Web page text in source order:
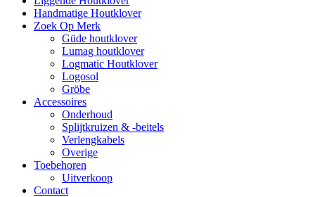
Handmatige Houtklover
Zoek Op Merk
Güde houtklover
Lumag houtklover
Logmatic Houtklover
Logosol
Gröbe
Accessoires
Onderhoud
Splijtkruizen & -beitels
Verlengkabels
Overige
Toebehoren
Uitverkoop
Contact